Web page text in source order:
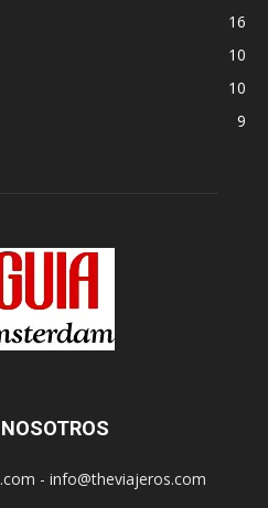
16
10
10
9
- info@theviajeros.com